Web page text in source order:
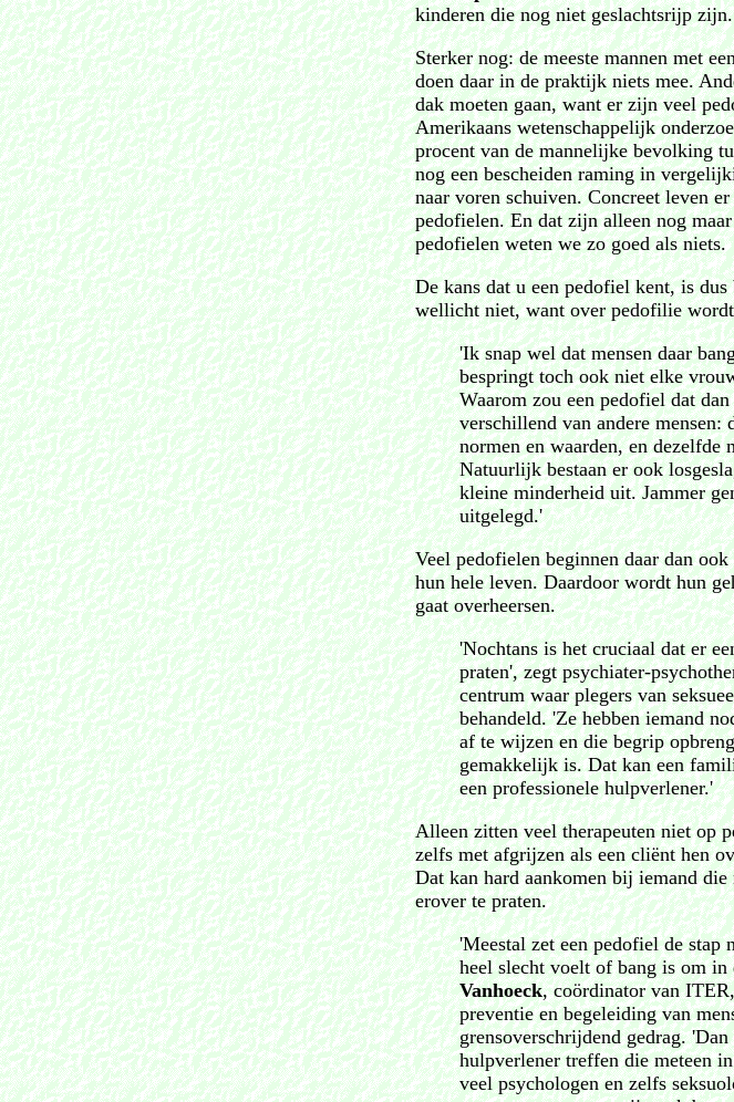
kinderen die nog niet geslachtsrijp zijn.
Sterker nog: de meeste mannen met
doen daar in de praktijk niets mee.
dak moeten gaan, want er zijn veel
Amerikaans wetenschappelijk
procent van de mannelijke bevolking
nog een bescheiden raming in
naar voren schuiven. Concreet leven
pedofielen. En dat zijn alleen nog
pedofielen weten we zo goed als niets.
De kans dat u een pedofiel kent, is
wellicht niet, want over pedofilie
'Ik snap wel dat mensen daar
bespringt toch ook niet elke
Waarom zou een pedofiel dat
verschillend van andere mensen:
normen en waarden, en dezelfde
Natuurlijk bestaan er ook
kleine minderheid uit. Jammer
uitgelegd.'
Veel pedofielen beginnen daar dan
hun hele leven. Daardoor wordt hun
gaat overheersen.
'Nochtans is het cruciaal dat er
praten', zegt psychiater-
centrum waar plegers van
behandeld. 'Ze hebben iemand
af te wijzen en die begrip
gemakkelijk is. Dat kan een
een professionele hulpverlener.'
Alleen zitten veel therapeuten niet op
zelfs met afgrijzen als een cliënt hen
Dat kan hard aankomen bij iemand
erover te praten.
'Meestal zet een pedofiel de
heel slecht voelt of bang is om
Vanhoeck, coördinator van
preventie en begeleiding van
grensoverschrijdend gedrag.
hulpverlener treffen die meteen
veel psychologen en zelfs